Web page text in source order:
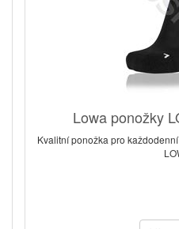
Lowa ponožky
Kvalitní ponožka pro